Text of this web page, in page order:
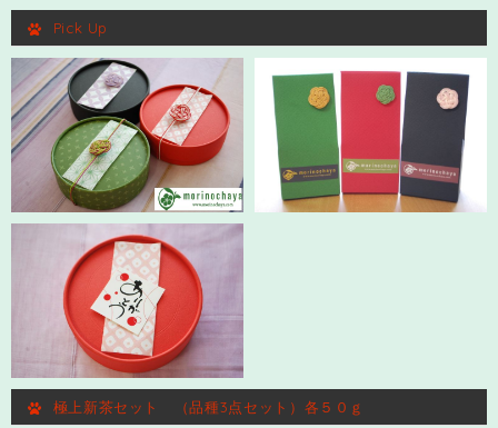
Pick Up
極上新茶セット （品種3点セット）各５０ｇ